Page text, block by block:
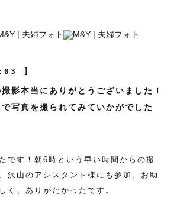
]
影本当にありがとうございました！
写真を撮られてみていかがでした
です！朝6時という早い時間からの撮
沢山のアシスタント様にも参加、お助
く、ありがたかったです。